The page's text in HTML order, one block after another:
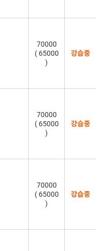
70000
( 65000
)
강습중
70000
( 65000
)
강습중
70000
( 65000
)
강습중